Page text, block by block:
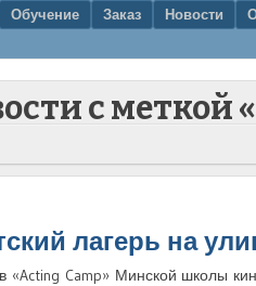
Обучение Заказ Новости
с меткой
лагерь на
«Acting Camp» Минской школы